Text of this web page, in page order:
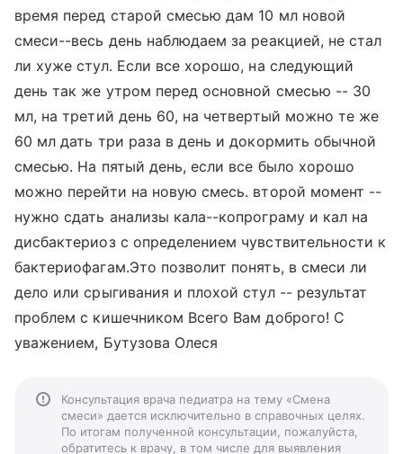
время перед старой смесью дам 10 мл новой
смеси--весь день наблюдаем за реакцией, не стал
ли хуже стул. Если все хорошо, на следующий
день так же утром перед основной смесью -- 30
мл, на третий день 60, на четвертый можно те же
60 мл дать три раза в день и докормить обычной
смесью. На пятый день, если все было хорошо
можно перейти на новую смесь. второй момент --
нужно сдать анализы кала--копрограму и кал на
дисбактериоз с определением чувствительности к
бактериофагам.Это позволит понять, в смеси ли
дело или срыгивания и плохой стул -- результат
проблем с кишечником Всего Вам доброго! С
уважением, Бутузова Олеся
Консультация врача педиатра на тему «Смена
смеси» дается исключительно в справочных целях.
По итогам полученной консультации, пожалуйста,
обратитесь к врачу, в том числе для выявления